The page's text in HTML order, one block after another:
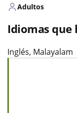
Adultos
Idiomas que
Inglés, Malayalam